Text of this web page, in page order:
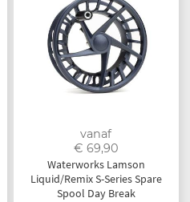
vanaf
€ 69,90
Waterworks Lamson
Liquid/Remix S-Series Spare
Spool Day Break